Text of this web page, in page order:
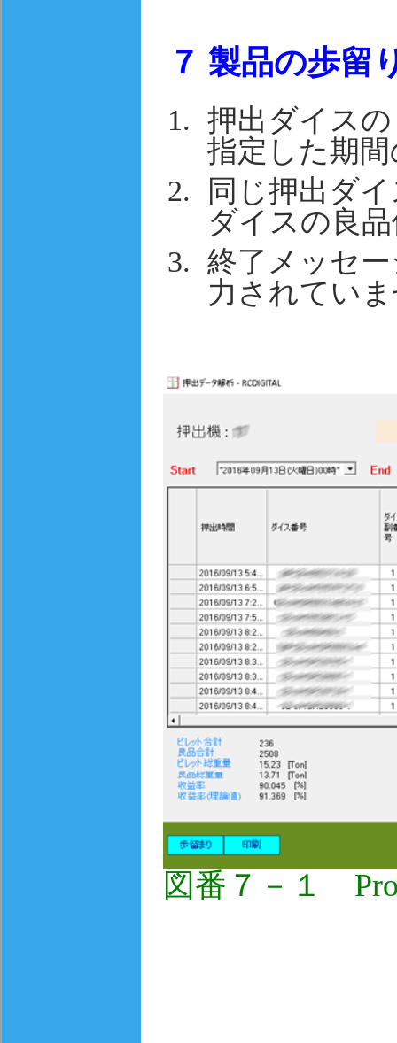
７ 製品の歩留
押出ダイス
指定した期
同じ押出ダ
ダイスの良
終了メッセ
力されてい
図番７－１